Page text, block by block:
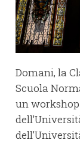
Domani, la
Scuola
un